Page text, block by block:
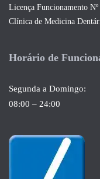
Licença Funcionamento Nº
Clínica de Medicina
Horário de
Segunda a Domingo:
08:00 – 24:00